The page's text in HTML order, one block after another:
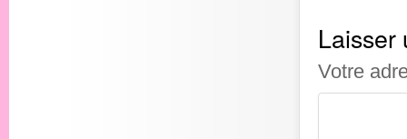
Laisser
Votre